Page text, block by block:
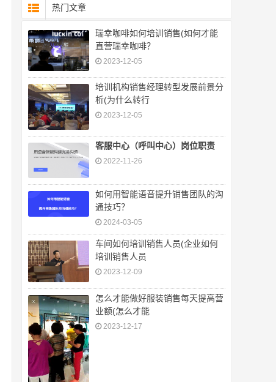
热门文章
瑞幸咖啡如何培训销售(如何才能
直营瑞幸咖啡？
2023-12-05
培训机构销售经理转型发展前景分
析(为什么转行
2023-12-05
客服中心（呼叫中心）岗位职责
2022-11-26
如何用智能语音提升销售团队的沟
通技巧？
2024-03-05
车间如何培训销售人员(企业如何
培训销售人员
2023-12-09
怎么才能做好服装销售每天提高营
业额(怎么才能
2023-12-17